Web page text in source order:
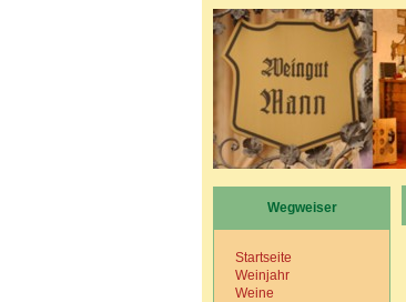
Wegweiser
Startseite
Weinjahr
Weine